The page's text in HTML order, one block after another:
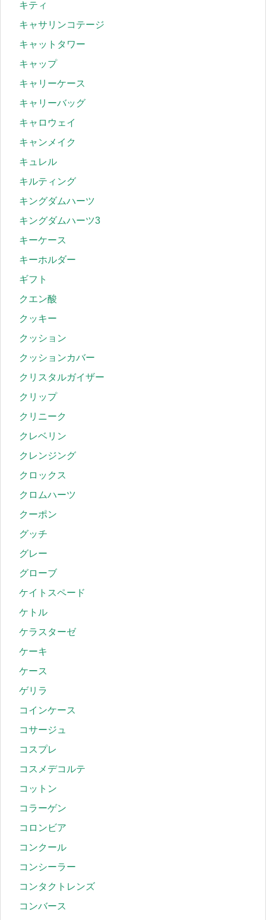
キティ
キャサリンコテージ
キャットタワー
キャップ
キャリーケース
キャリーバッグ
キャロウェイ
キャンメイク
キュレル
キルティング
キングダムハーツ
キングダムハーツ3
キーケース
キーホルダー
ギフト
クエン酸
クッキー
クッション
クッションカバー
クリスタルガイザー
クリップ
クリニーク
クレベリン
クレンジング
クロックス
クロムハーツ
クーポン
グッチ
グレー
グローブ
ケイトスペード
ケトル
ケラスターゼ
ケーキ
ケース
ゲリラ
コインケース
コサージュ
コスプレ
コスメデコルテ
コットン
コラーゲン
コロンビア
コンクール
コンシーラー
コンタクトレンズ
コンバース